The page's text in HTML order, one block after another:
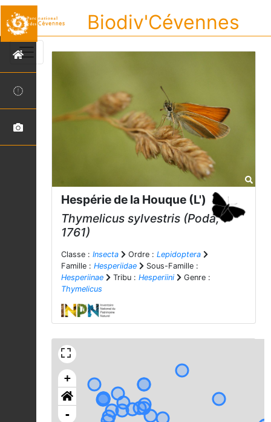
Biodiv'Cévennes
Hespérie de la Houque (L')
Thymelicus sylvestris (Poda,
1761)
Classe : Insecta Ordre : Lepidoptera
Famille : Hesperiidae
Sous-Famille :
Hesperiinae
Tribu : Hesperiini
Genre :
Thymelicus
+
-